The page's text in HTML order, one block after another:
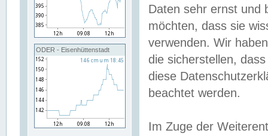
ODER - Eisenhüttenstadt
Daten sehr ernst und
möchten, dass sie
verwenden. Wir
die sicherstellen,
diese
beachtet werden.
Im Zuge der